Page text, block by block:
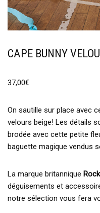
CAPE BUNNY
37,00€
On sautille sur place avec
velours beige! Les détails
brodée avec cette petite
baguette magique vendus
La marque britannique
déguisements et
notre sélection vous fera